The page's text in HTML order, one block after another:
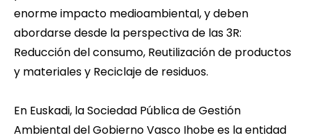
enorme impacto medioambiental, y deben
abordarse desde la perspectiva de las 3R:
Reducción del consumo, Reutilización de productos
y materiales y Reciclaje de residuos.
En Euskadi, la Sociedad Pública de Gestión
Ambiental del Gobierno Vasco Ihobees la entidad